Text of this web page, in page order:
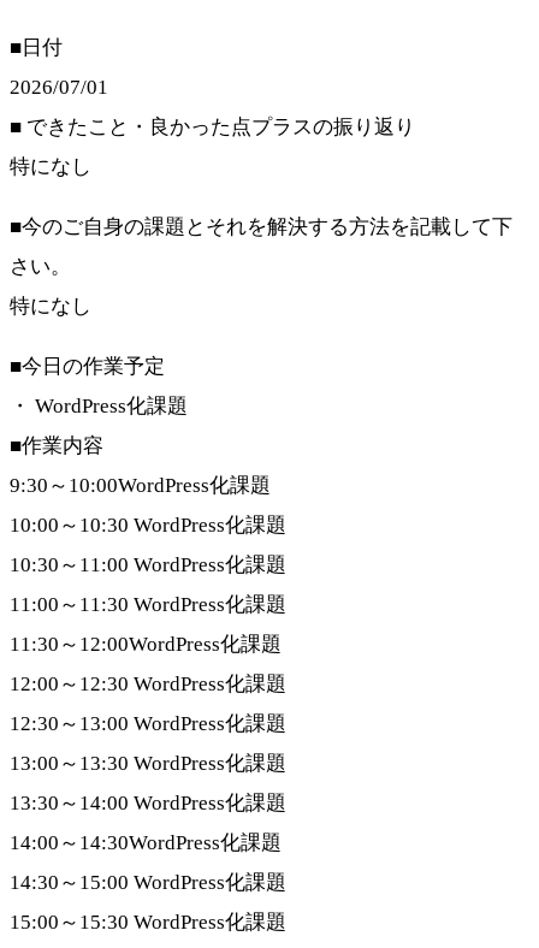
■日付
2026/07/01
■ できたこと・良かった点プラスの振り返り
特になし
■今のご自身の課題とそれを解決する方法を記載して下
さい。
特になし
■今日の作業予定
・ WordPress化課題
■作業内容
9:30～10:00WordPress化課題
10:00～10:30 WordPress化課題
10:30～11:00 WordPress化課題
11:00～11:30 WordPress化課題
11:30～12:00WordPress化課題
12:00～12:30 WordPress化課題
12:30～13:00 WordPress化課題
13:00～13:30 WordPress化課題
13:30～14:00 WordPress化課題
14:00～14:30WordPress化課題
14:30～15:00 WordPress化課題
15:00～15:30 WordPress化課題